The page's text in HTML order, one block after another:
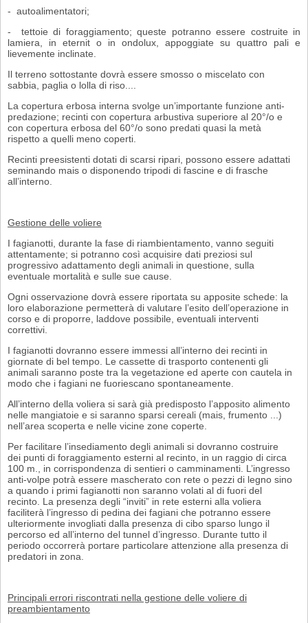
- autoalimentatori;
- tettoie di foraggiamento; queste potranno essere costruite in
lamiera, in eternit o in ondolux, appoggiate su quattro pali e
lievemente inclinate.
Il terreno sottostante dovrà essere smosso o miscelato con
sabbia, paglia o lolla di riso....
La copertura erbosa interna svolge un’importante funzione anti-
predazione; recinti con copertura arbustiva superiore al 20°/o e
con copertura erbosa del 60°/o sono predati quasi la metà
rispetto a quelli meno coperti.
Recinti preesistenti dotati di scarsi ripari, possono essere adattati
seminando mais o disponendo tripodi di fascine e di frasche
all’interno.
Gestione delle voliere
I fagianotti, durante la fase di riambientamento, vanno seguiti
attentamente; si potranno così acquisire dati preziosi sul
progressivo adattamento degli animali in questione, sulla
eventuale mortalità e sulle sue cause.
Ogni osservazione dovrà essere riportata su apposite schede: la
loro elaborazione permetterà di valutare l’esito dell’operazione in
corso e di proporre, laddove pos­sibile, eventuali interventi
correttivi.
I fagianotti dovranno essere immessi all’interno dei recinti in
giornate di bel tempo. Le cassette di trasporto contenenti gli
animali saranno poste tra la vegetazione ed aperte con cautela in
modo che i fagiani ne fuoriescano spontaneamente.
All’interno della voliera si sarà già predisposto l’apposito alimento
nelle mangia­toie e si saranno sparsi cereali (mais, frumento ...)
nell’area scoperta e nelle vicine zone coperte.
Per facilitare l’insediamento degli animali si dovranno costruire
dei punti di fo­raggiamento esterni al recinto, in un raggio di circa
100 m., in corrispondenza di sentieri o camminamenti. L’ingresso
anti-volpe potrà essere mascherato con rete o pezzi di legno sino
a quando i primi fagianotti non saranno volati al di fuori del
recinto. La presenza degli “inviti” in rete esterni alla voliera
faciliterà l’ingresso di pedina dei fagiani che potranno essere
ulteriormente invogliati dalla presenza di cibo sparso lungo il
percorso ed all’interno del tunnel d’ingresso. Durante tutto il
periodo occorrerà portare particolare attenzione alla presenza di
predatori in zona.
Principali errori riscontrati nella gestione delle voliere di
preambientamento